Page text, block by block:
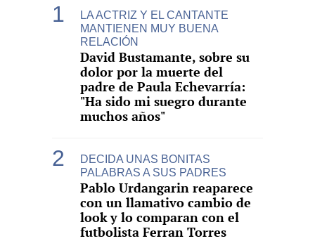
LA ACTRIZ Y EL CANTANTE
MANTIENEN MUY BUENA
RELACIÓN
David Bustamante, sobre su
dolor por la muerte del
padre de Paula Echevarría:
"Ha sido mi suegro durante
muchos años"
DECIDA UNAS BONITAS
PALABRAS A SUS PADRES
Pablo Urdangarin reaparece
con un llamativo cambio de
look y lo comparan con el
futbolista Ferran Torres